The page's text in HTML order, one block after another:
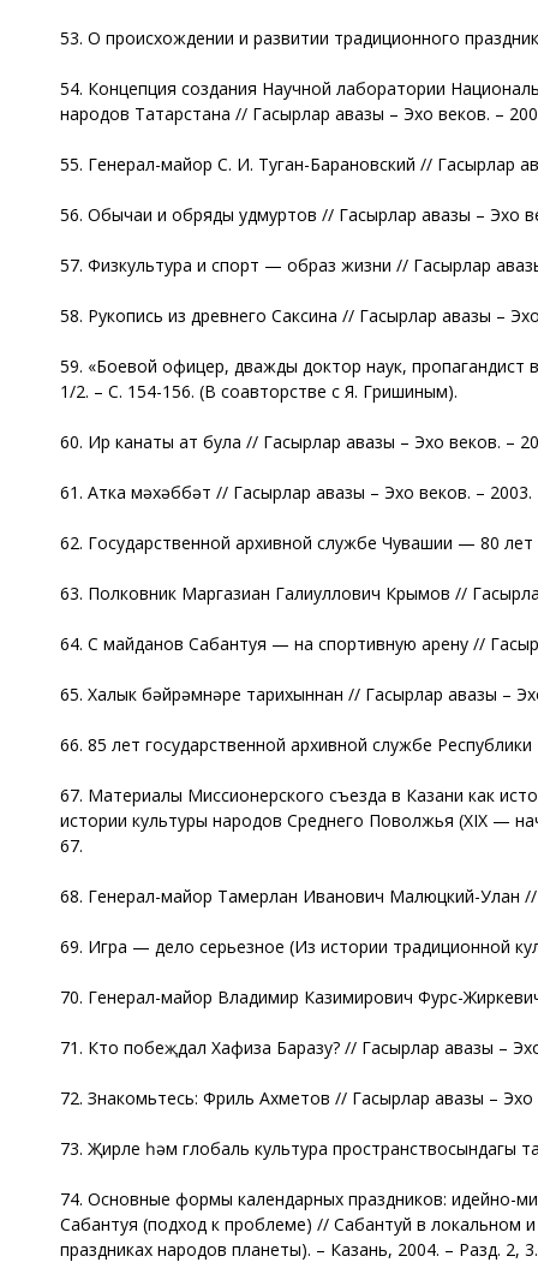
53. О происхождении и развитии традиционного
54. Концепция создания Научной лаборатории
народов Татарстана // Гасырлар авазы – Эхо веков. –
55. Генерал-майор С. И. Туган-Барановский // Гасырлар
56. Обычаи и обряды удмуртов // Гасырлар авазы – Эхо
57. Физкультура и спорт — образ жизни // Гасырлар
58. Рукопись из древнего Саксина // Гасырлар авазы –
59. «Боевой офицер, дважды доктор наук,
1/2. – С. 154-156. (В соавторстве с Я. Гришиным).
60. Ир канаты ат була // Гасырлар авазы – Эхо веков. –
61. Атка мәхәббәт // Гасырлар авазы – Эхо веков. –
62. Государственной архивной службе Чувашии — 80
63. Полковник Маргазиан Галиуллович Крымов //
64. С майданов Сабантуя — на спортивную арену //
65. Халык бәйрәмнәре тарихыннан // Гасырлар авазы –
66. 85 лет государственной архивной службе
67. Материалы Миссионерского съезда в Казани как
истории культуры народов Среднего Поволжья (XIX —
67.
68. Генерал-майор Тамерлан Иванович Малюцкий-Улан
69. Игра — дело серьезное (Из истории традиционной
70. Генерал-майор Владимир Казимирович Фурс-
71. Кто побеҗдал Хафиза Баразу? // Гасырлар авазы –
72. Знакомьтесь: Фриль Ахметов // Гасырлар авазы –
73. Җирле һәм глобаль культура пространствосындагы
74. Основные формы календарных праздников: идейно-
Сабантуя (подход к проблеме) // Сабантуй в локальном
праздниках народов планеты). – Казань, 2004. – Разд. 2,